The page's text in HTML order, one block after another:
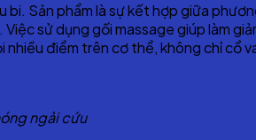
Sản phẩm là sự kết hợp giữa
sử dụng gối massage giúp làm
điểm trên cơ thể, không chỉ cổ
ngải cứu